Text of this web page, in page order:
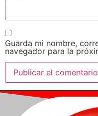
Guarda mi nombre,
navegador para la